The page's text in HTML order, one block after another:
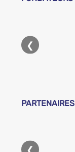
❮
PARTENAIRES